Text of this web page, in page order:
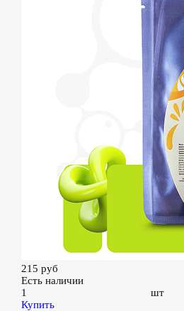
215 руб
Есть наличии
шт
Купить